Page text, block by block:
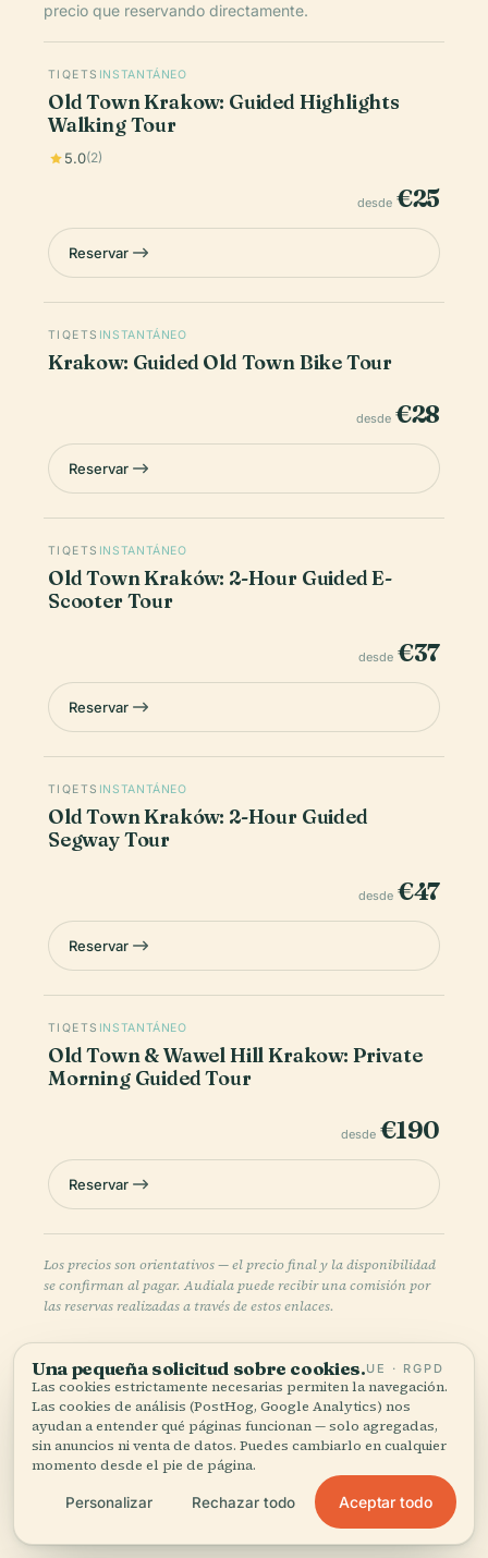
precio que reservando directamente.
TIQETS INSTANTÁNEO
Old Town Krakow: Guided Highlights
Walking Tour
5.0(2)
desde €25
Reservar
TIQETS INSTANTÁNEO
Krakow: Guided Old Town Bike Tour
desde €28
Reservar
TIQETS INSTANTÁNEO
Old Town Kraków: 2-Hour Guided E-
Scooter Tour
desde €37
Reservar
TIQETS INSTANTÁNEO
Old Town Kraków: 2-Hour Guided
Segway Tour
desde €47
Reservar
TIQETS INSTANTÁNEO
Old Town & Wawel Hill Krakow: Private
Morning Guided Tour
desde €190
Reservar
Los precios son orientativos — el precio final y la disponibilidad
se confirman al pagar. Audiala puede recibir una comisión por
las reservas realizadas a través de estos enlaces.
Escucha la historia completa en la app
Una pequeña solicitud sobre cookies.UE · RGPD
Las cookies estrictamente necesarias permiten la navegación.
Las cookies de análisis (PostHog, Google Analytics) nos
ayudan a entender qué páginas funcionan — solo agregadas,
sin anuncios ni venta de datos. Puedes cambiarlo en cualquier
momento desde el pie de página.
Personalizar Rechazar todo Aceptar todo